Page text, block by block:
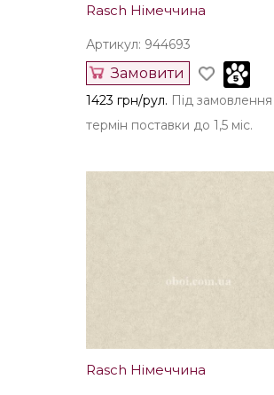
Rasch Німеччина
Артикул: 944693
Замовити
1423 грн/рул. Під замовлення
термін поставки до 1,5 міс.
Rasch Німеччина